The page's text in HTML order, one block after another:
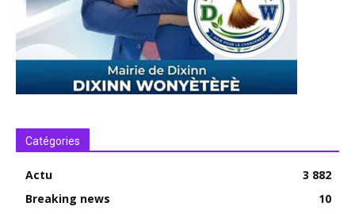
Catégories
Actu
3 882
Breaking news
10